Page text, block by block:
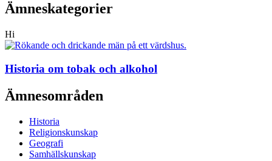
Ämneskategorier
Hi
Historia om tobak och alkohol
Ämnesområden
Historia
Religionskunskap
Geografi
Samhällskunskap